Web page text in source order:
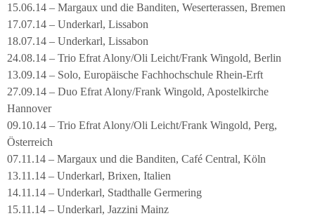
15.06.14 – Margaux und die Banditen, Weserterassen, Bremen
17.07.14 – Underkarl, Lissabon
18.07.14 – Underkarl, Lissabon
24.08.14 – Trio Efrat Alony/Oli Leicht/Frank Wingold, Berlin
13.09.14 – Solo, Europäische Fachhochschule Rhein-Erft
27.09.14 – Duo Efrat Alony/Frank Wingold, Apostelkirche
Hannover
09.10.14 – Trio Efrat Alony/Oli Leicht/Frank Wingold, Perg,
Österreich
07.11.14 – Margaux und die Banditen, Café Central, Köln
13.11.14 – Underkarl, Brixen, Italien
14.11.14 – Underkarl, Stadthalle Germering
15.11.14 – Underkarl, Jazzini Mainz